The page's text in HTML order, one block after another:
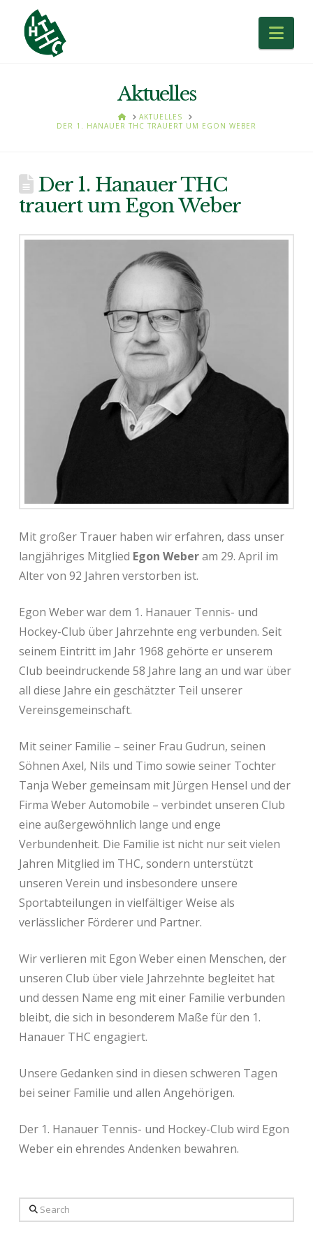
Aktuelles
HOMEAKTUELLES
DER 1. HANAUER THC TRAUERT UM EGON WEBER
Der 1. Hanauer THC
trauert um Egon Weber
Mit großer Trauer haben wir erfahren, dass unser
langjähriges Mitglied Egon Weberam 29. April im
Alter von 92 Jahren verstorben ist.
Egon Weber war dem 1. Hanauer Tennis- und
Hockey-Club über Jahrzehnte eng verbunden. Seit
seinem Eintritt im Jahr 1968 gehörte er unserem
Club beeindruckende 58 Jahre lang an und war über
all diese Jahre ein geschätzter Teil unserer
Vereinsgemeinschaft.
Mit seiner Familie – seiner Frau Gudrun, seinen
Söhnen Axel, Nils und Timo sowie seiner Tochter
Tanja Weber gemeinsam mit Jürgen Hensel und der
Firma Weber Automobile – verbindet unseren Club
eine außergewöhnlich lange und enge
Verbundenheit. Die Familie ist nicht nur seit vielen
Jahren Mitglied im THC, sondern unterstützt
unseren Verein und insbesondere unsere
Sportabteilungen in vielfältiger Weise als
verlässlicher Förderer und Partner.
Wir verlieren mit Egon Weber einen Menschen, der
unseren Club über viele Jahrzehnte begleitet hat
und dessen Name eng mit einer Familie verbunden
bleibt, die sich in besonderem Maße für den 1.
Hanauer THC engagiert.
Unsere Gedanken sind in diesen schweren Tagen
bei seiner Familie und allen Angehörigen.
Der 1. Hanauer Tennis- und Hockey-Club wird Egon
Weber ein ehrendes Andenken bewahren.
Search